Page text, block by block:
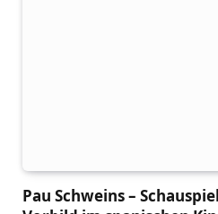
Pau Schweins –